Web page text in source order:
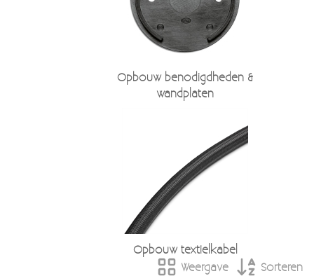
Opbouw benodigdheden &
wandplaten
Opbouw textielkabel
Weergave
Sorteren